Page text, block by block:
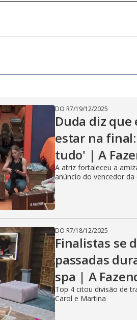
DO R7/19/12/2025
Duda diz que
estar na
tudo' | A
A atriz fortaleceu a
anúncio do vencedor da
DO R7/18/12/2025
Finalistas se
passadas
spa | A
Top 4 citou divisão de
Carol e Martina